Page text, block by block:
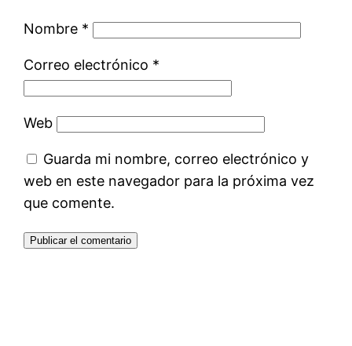
Nombre *
Correo electrónico *
Web
Guarda mi nombre, correo electrónico y
web en este navegador para la próxima vez
que comente.